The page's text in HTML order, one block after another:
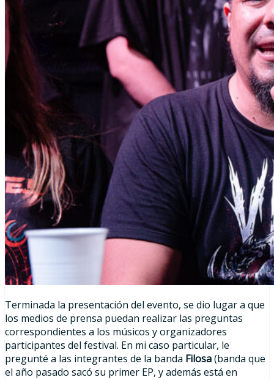
Terminada la presentación del evento, se dio lugar a que
los medios de prensa puedan realizar las preguntas
correspondientes a los músicos y organizadores
participantes del festival. En mi caso particular, le
pregunté a las integrantes de la banda Filosa(banda que
el año pasado sacó su primer EP, y además está en